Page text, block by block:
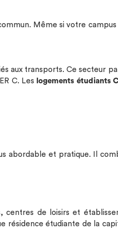
Même si votre
aux transports. Ce secteur
C. Les logements étudiants
abordable et pratique. Il
de loisirs et
résidence étudiante de la